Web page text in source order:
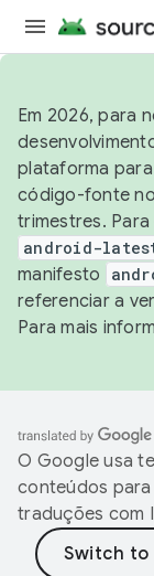
Em 2026, para
plataforma
código-fonte
trimestres.
android-
manifesto
referenciar a
Para mais
O Google usa
conteúdos para
traduções com